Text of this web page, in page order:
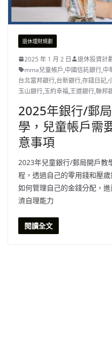
退休理財規劃
2025 年 1 月 2 日
退休投資計
mma兒童帳戶,中國信託銀行,中
台北富邦銀行,台新銀行,存錢日記,
玉山銀行,玉約幸福,王道銀行,聯邦
2025年銀行/郵
學，兒童帳戶需
意事項
2023年兒童銀行/郵局開戶教
程，透過自己的零用錢和壓
如何管理自己的金錢分配，
濟自理能力
閱讀全文